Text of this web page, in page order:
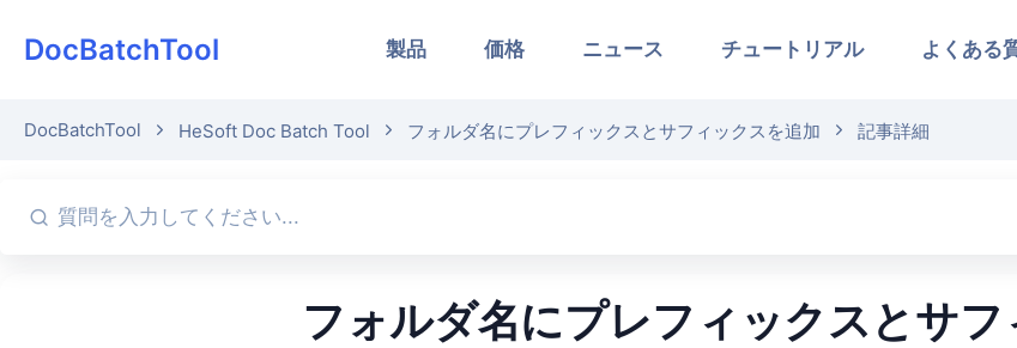
DocBatchTool 製品 価格 ニュース チュートリアル よくある
DocBatchTool HeSoft Doc Batch Tool フォルダ名にプレフィックスとサフィックスを追加 記事詳細
フォルダ名にプレフィックスとサ